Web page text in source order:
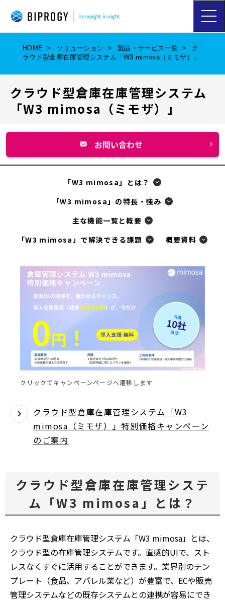
ハ
ン
メ
ュ
HOME ソリューション 製品・サービス一覧
ク
ラウド型倉庫在庫管理システム「W3 mimosa（ミモザ）」
クラウド型倉庫在庫管理システム
「W3 mimosa（ミモザ）」
お問い合わせ
ウ
ィ
ド
ウ
で
く
「W3 mimosa」とは？
「W3 mimosa」の特長・強み
主な機能一覧と概要
「W3 mimosa」で解決できる課題
概要資料
クリックでキャンペーンページへ遷移します
クラウド型倉庫在庫管理システム「W3
mimosa（ミモザ）」特別価格キャンペーン
のご案内
クラウド型倉庫在庫管理システ
ム「W3 mimosa」とは？
クラウド型倉庫在庫管理システム「W3 mimosa」とは、
クラウド型の在庫管理システムです。直感的UIで、スト
レスなくすぐに活用することができます。業界別のテン
プレート（食品、アパレル業など）が豊富で、ECや販売
管理システムなどの既存システムとの連携が容易にでき